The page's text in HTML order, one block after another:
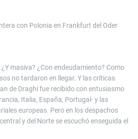
con Polonia en Frankfurt del Oder
masiva? ¿Con endeudamiento? Como
no tardaron en llegar. Y las críticas
de Draghi fue recibido con entusiasmo
Italia, España, Portugal- y las
europeas. Pero en los despachos
y del Norte se escuchó enseguida el